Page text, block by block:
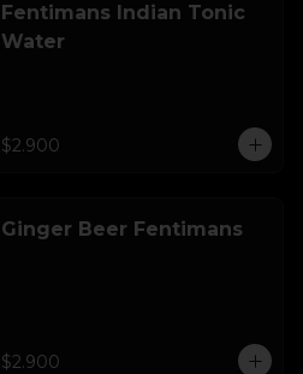
Fentimans Indian Tonic
Water
$2.900
Ginger Beer Fentimans
$2.900